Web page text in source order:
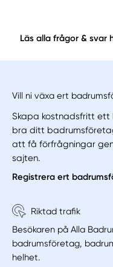
Läs alla frågor & svar
Vill ni växa ert
Skapa kostnadsfritt ett
bra ditt
att få förfrågningar
sajten.
Registrera ert
Riktad trafik
Besökaren på Alla
badrumsföretag,
helhet.